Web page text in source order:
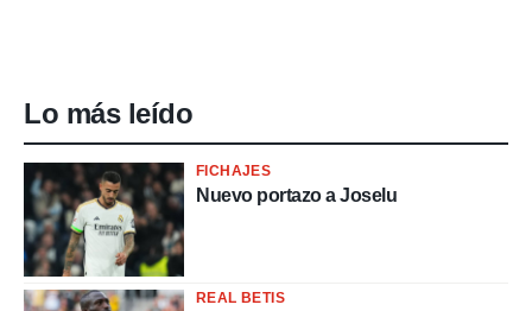
Lo más leído
FICHAJES
Nuevo portazo a Joselu
REAL BETIS